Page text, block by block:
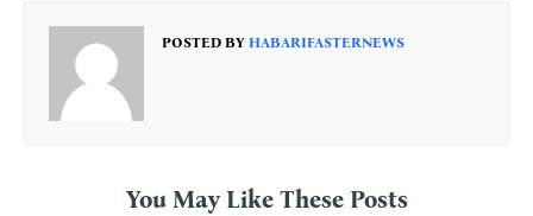
POSTED BY HABARIFASTERNEWS
You May Like These Posts